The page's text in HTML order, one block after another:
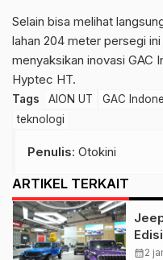
Selain bisa melihat
lahan 204 meter persegi
menyaksikan inovasi GAC
Hyptec HT.
Tags AION UT GAC
teknologi
Penulis: Otokini
ARTIKEL TERKAIT
calendar_month2